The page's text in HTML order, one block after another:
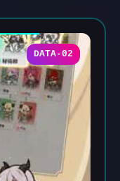
DATA-02